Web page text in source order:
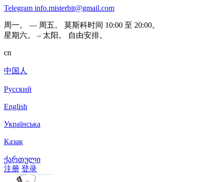
Telegram info.misterbit@gmail.com
周一。 — 周五。 莫斯科时间 10:00 至 20:00。
星期六。 – 太阳。 自由安排。
cn
中国人
Русский
English
Українська
Казақ
ქართული
注册 登录